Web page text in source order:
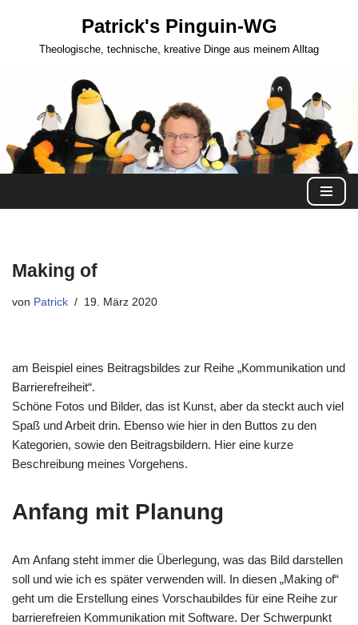
Patrick's Pinguin-WG
Theologische, technische, kreative Dinge aus meinem Alltag
Making of
von Patrick 19. März 2020
am Beispiel eines Beitragsbildes zur Reihe „Kommunikation und
Barrierefreiheit“.
Schöne Fotos und Bilder, das ist Kunst, aber da steckt auch viel
Spaß und Arbeit drin. Ebenso wie hier in den Buttos zu den
Kategorien, sowie den Beitragsbildern. Hier eine kurze
Beschreibung meines Vorgehens.
Anfang mit Planung
Am Anfang steht immer die Überlegung, was das Bild darstellen
soll und wie ich es später verwenden will. In diesen „Making of“
geht um die Erstellung eines Vorschaubildes für eine Reihe zur
barrierefreien Kommunikation mit Software. Der Schwerpunkt